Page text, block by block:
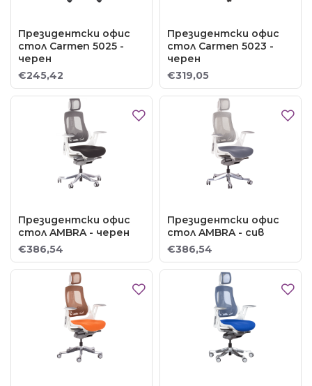
Президентски офис
стол Carmen 5025 -
черен
€245,42
Президентски офис
стол Carmen 5023 -
черен
€319,05
Президентски офис
стол AMBRA - черен
€386,54
Президентски офис
стол AMBRA - сив
€386,54